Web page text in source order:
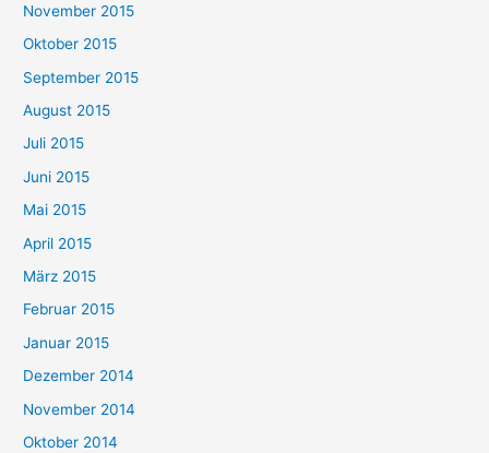
November 2015
Oktober 2015
September 2015
August 2015
Juli 2015
Juni 2015
Mai 2015
April 2015
März 2015
Februar 2015
Januar 2015
Dezember 2014
November 2014
Oktober 2014